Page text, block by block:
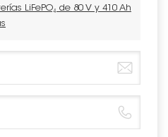
LiFePO₄ de 80 V y 410 Ah